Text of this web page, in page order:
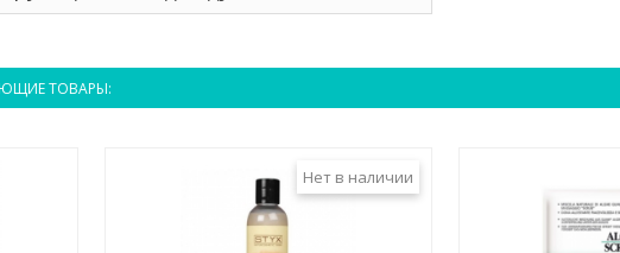
ТОВАРЫ:
Нет в наличии